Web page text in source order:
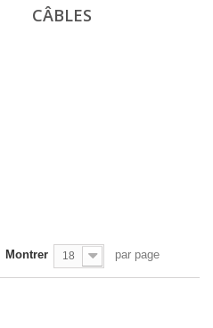
CÂBLES
Montrer 18 par page